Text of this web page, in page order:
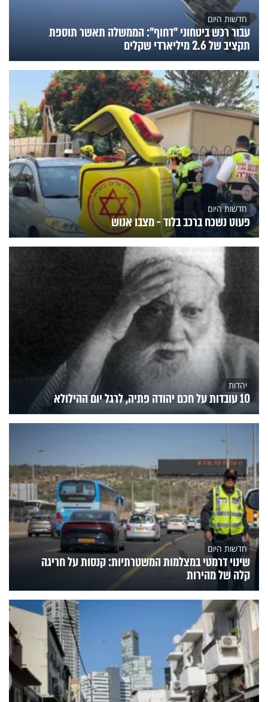
חדשות היום
עבור רכש ביטחוני "דחוף": הממשלה תאשר תוספת
תקציב של 2.6 מיליארדי שקלים
חדשות היום
פעוט נשכח ברכב בלוד - מצבו אנוש
יהדות
10 עובדות על חכם יהודה פתיה, לרגל יום ההילולא
חדשות היום
שינוי דרמטי במצלמות המשטרתיות: קנסות על חריגה
קלה של מהירות